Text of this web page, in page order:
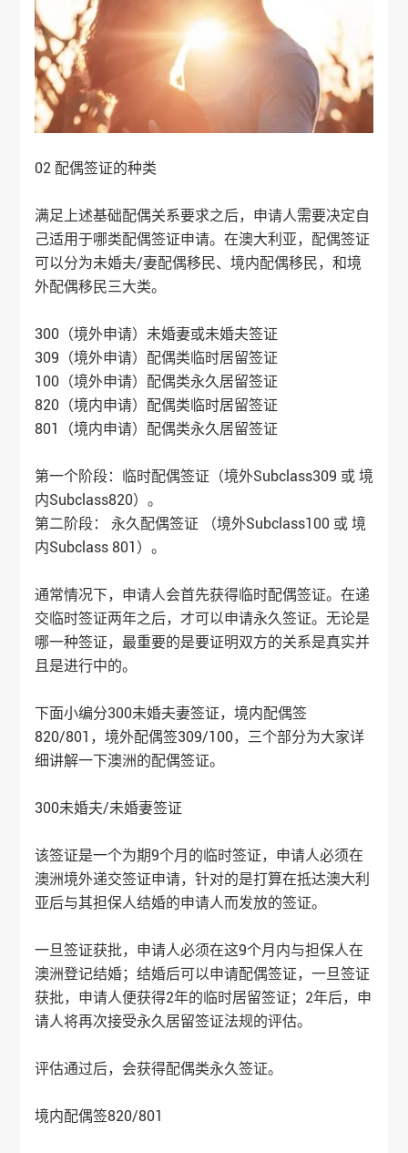
02 配偶签证的种类
满足上述基础配偶关系要求之后，申请人需要决定自
己适用于哪类配偶签证申请。在澳大利亚，配偶签证
可以分为未婚夫/妻配偶移民、境内配偶移民，和境
外配偶移民三大类。
300（境外申请）未婚妻或未婚夫签证
309（境外申请）配偶类临时居留签证
100（境外申请）配偶类永久居留签证
820（境内申请）配偶类临时居留签证
801（境内申请）配偶类永久居留签证
第一个阶段：临时配偶签证（境外Subclass309 或 境
内Subclass820）。
第二阶段： 永久配偶签证 （境外Subclass100 或 境
内Subclass 801）。
通常情况下，申请人会首先获得临时配偶签证。在递
交临时签证两年之后，才可以申请永久签证。无论是
哪一种签证，最重要的是要证明双方的关系是真实并
且是进行中的。
下面小编分300未婚夫妻签证，境内配偶签
820/801，境外配偶签309/100，三个部分为大家详
细讲解一下澳洲的配偶签证。
300未婚夫/未婚妻签证
该签证是一个为期9个月的临时签证，申请人必须在
澳洲境外递交签证申请，针对的是打算在抵达澳大利
亚后与其担保人结婚的申请人而发放的签证。
一旦签证获批，申请人必须在这9个月内与担保人在
澳洲登记结婚；结婚后可以申请配偶签证，一旦签证
获批，申请人便获得2年的临时居留签证；2年后，申
请人将再次接受永久居留签证法规的评估。
评估通过后，会获得配偶类永久签证。
境内配偶签820/801